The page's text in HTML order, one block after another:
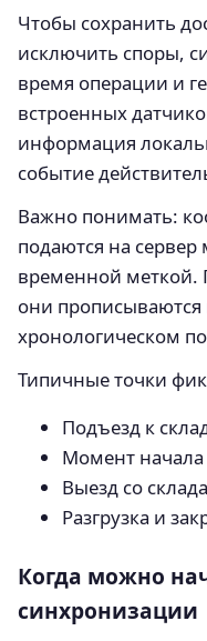
Чтобы сохранить
исключить споры,
время операции и
встроенных
информация
событие
Важно понимать:
подаются на сервер
временной меткой.
они
хронологическом
Типичные точки
Подъезд к
Момент начала
Выезд со
Разгрузка и
Когда можно
синхронизации